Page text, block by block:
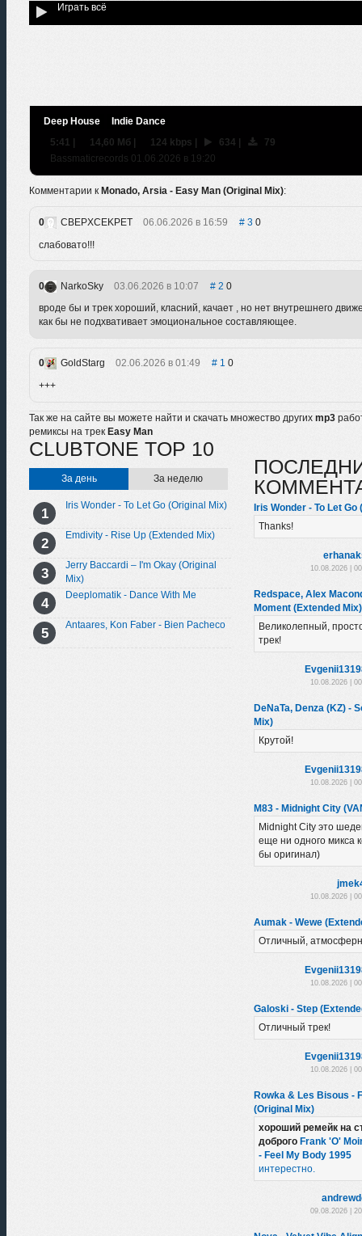
Играть всё
Deep House
Indie Dance
5:41 | 14,60 Мб | 124 kbps | 634 |
79
Bassmaticrecords 01.06.2026 в 19:20
Комментарии к Monado, Arsia - Easy Man (Original Mix):
0 CBEPXCEKPET 06.06.2026 в 16:59 30
слабовато!!!
0 NarkoSky 03.06.2026 в 10:07 2 0
вроде бы и трек хороший, класний, качает , но нет внутрешнего
как бы не подхвативает эмоциональное составляющее.
0 GoldStarg 02.06.2026 в 01:49 1 0
+++
Так же на сайте вы можете найти и скачать множество других mp3
ремиксы на трек Easy Man
CLUBTONE TOP 10
За день За неделю
Iris Wonder - To Let Go (Original Mix)
Emdivity - Rise Up (Extended Mix)
Jerry Baccardi – I'm Okay (Original
Mix)
Deeplomatik - Dance With Me
Antaares, Kon Faber - Bien Pacheco
Iris Wonder - To Let Go
Thanks!
10.08.2026 |
Redspace, Alex
Moment (Extended Mix)
Великолепный,
трек!
10.08.2026 |
DeNaTa, Denza (KZ) -
Mix)
Крутой!
10.08.2026 |
M83 - Midnight City
Midnight City это
еще ни одного микса
бы оригинал)
10.08.2026 |
Aumak - Wewe
Отличный,
10.08.2026 |
Galoski - Step
Отличный трек!
10.08.2026 |
Rowka & Les Bisous -
(Original Mix)
хороший ремейк на
доброго Frank 'O'
- Feel My Body 1995
интерестно.
09.08.2026 |